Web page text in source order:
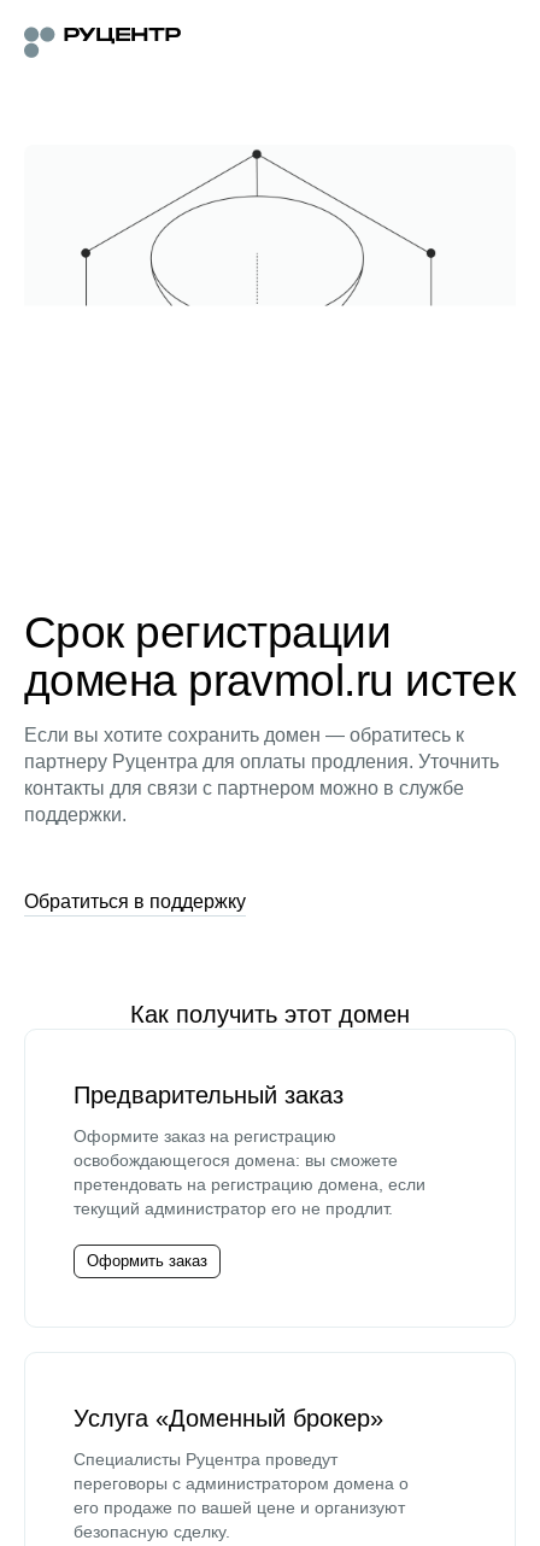
Срок регистрации
домена pravmol.ru истек
Если вы хотите сохранить домен — обратитесь к
партнеру Руцентра для оплаты продления. Уточнить
контакты для связи с партнером можно в службе
поддержки.
Обратиться в поддержку
Как получить этот домен
Предварительный заказ
Оформите заказ на регистрацию
освобождающегося домена: вы сможете
претендовать на регистрацию домена, если
текущий администратор его не продлит.
Оформить заказ
Услуга «Доменный брокер»
Специалисты Руцентра проведут
переговоры с администратором домена о
его продаже по вашей цене и организуют
безопасную сделку.